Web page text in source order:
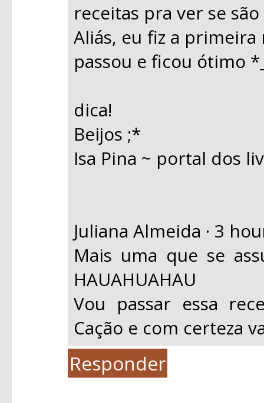
receitas pra ver se
Aliás, eu fiz a
passou e ficou ótimo
dica!
Beijos ;*
Isa Pina ~ portal dos
Juliana Almeida · 3
Mais uma que se
HAUAHUAHAU
Vou passar essa
Cação e com certeza
Responder